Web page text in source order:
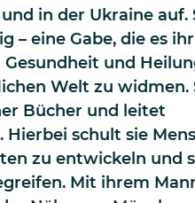
in der Ukraine auf.
– eine Gabe, die es ihr
und
Welt zu widmen.
Bücher und leitet
schult sie
zu entwickeln und
Mit ihrem